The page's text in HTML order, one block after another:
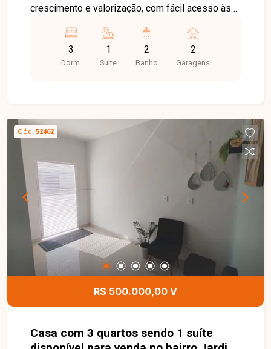
crescimento e valorização, com fácil acesso às
supermercados, escolas, farmácias e diversos
comércios e serviços, proporcionando
praticidade e qualidade de vida para toda a
sendo 01 suíte, banheiro social, cozinha, área
gourmet e 02 vagas de garagem. Os ambientes
são bem distribuídos, oferecendo conforto,
funcionalidade e excelente aproveitamento dos
espaços. Esta é uma excelente oportunidade
para quem busca um imóvel moderno, com área
gourmet e ótima localização no bairro Novo
Mundo. Agende uma visita e venha conhecer
todos os detalhes desta casa.
3
Dorm.
1
Suite
2
Banho
2
Garagens
Cód. 52462
R$ 500.000,00 V
Casa com 3 quartos sendo 1 suíte